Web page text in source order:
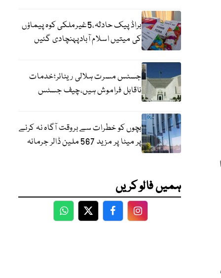
براڈ پیک حادثہ،5غیرملکی کوہ پیماؤں
کی میتیں اسلام آبادپہنچادی گئیں
جسٹس مسرت ہلالی ریٹائر؛خدمات
ناقابل فراموش ہیں،چیف جسٹس
بچوں کو خطرات سے بروقت آگاہ نہ کرنے
پر میٹا پر مزید 567 ملین ڈالر جرمانہ
ہمیں فالو کریں
WhatsApp
TwitterFacebookFacebook